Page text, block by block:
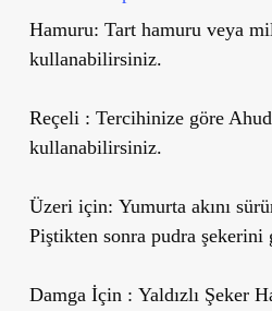
Hamuru: Tart hamuru veya
kullanabilirsiniz.
Reçeli : Tercihinize göre
kullanabilirsiniz.
Üzeri için: Yumurta akını
Piştikten sonra pudra şekerini
Damga İçin : Yaldızlı Şeker